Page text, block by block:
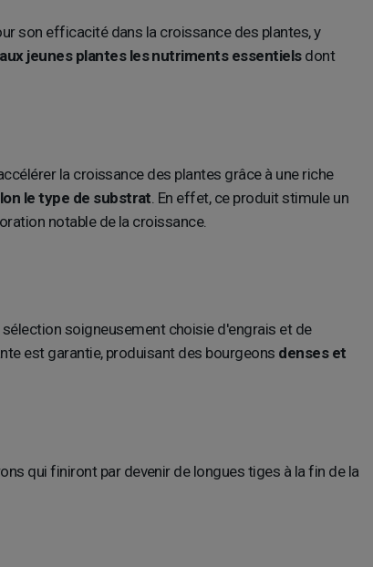
son efficacité dans la croissance des plantes, y
jeunes plantes les nutriments essentielsdont
la croissance des plantes grâce à une riche
le type de substrat . En effet, ce produit stimule un
notable de la croissance.
soigneusement choisie d'engrais et de
est garantie, produisant des bourgeons denses et
qui finiront par devenir de longues tiges à la fin de la